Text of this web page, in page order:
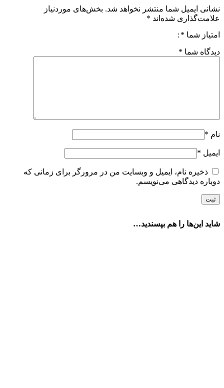
نشانی ایمیل شما منتشر نخواهد شد. بخش‌های موردنیاز
علامت‌گذاری شده‌اند *
امتیاز شما *
دیدگاه شما *
نام *
ایمیل *
ذخیره نام، ایمیل و وبسایت من در مرورگر برای زمانی که
دوباره دیدگاهی می‌نویسم.
شاید این‌ها را هم بپسندید…